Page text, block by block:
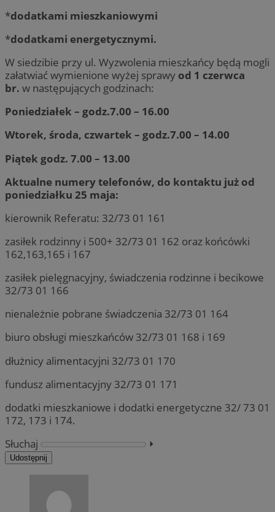
*dodatkami mieszkaniowymi
*dodatkami energetycznymi.
W siedzibie przy ul. Wyzwolenia mieszkańcy będą mogli
załatwiać wymienione wyżej sprawy od 1 czerwca
br. w następujących godzinach:
Poniedziałek – godz.7.00 – 16.00
Wtorek, środa, czwartek – godz.7.00 – 14.00
Piątek godz. 7.00 – 13.00
Aktualne numery telefonów, do kontaktu już od
poniedziałku 25 maja:
kierownik Referatu: 32/73 01 161
zasiłek rodzinny i 500+ 32/73 01 162 oraz końcówki
162,163,165 i 167
zasiłek pielęgnacyjny, świadczenia rodzinne i becikowe
32/73 01 166
nienależnie pobrane świadczenia 32/73 01 164
biuro obsługi mieszkańców 32/73 01 168 i 169
dłużnicy alimentacyjni 32/73 01 170
fundusz alimentacyjny 32/73 01 171
dodatki mieszkaniowe i dodatki energetyczne 32/ 73 01
172, 173 i 174.
Słuchaj
⏵︎
Udostępnij